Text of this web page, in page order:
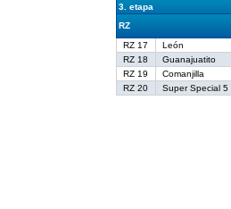
3. etapa
RZ
RZ 17
León
RZ 18
Guanajuatito
RZ 19
Comanjilla
RZ 20
Super Special 5